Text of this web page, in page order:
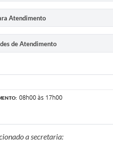
Atendimento
de Atendimento
08h00 às 17h00
a secretaria: